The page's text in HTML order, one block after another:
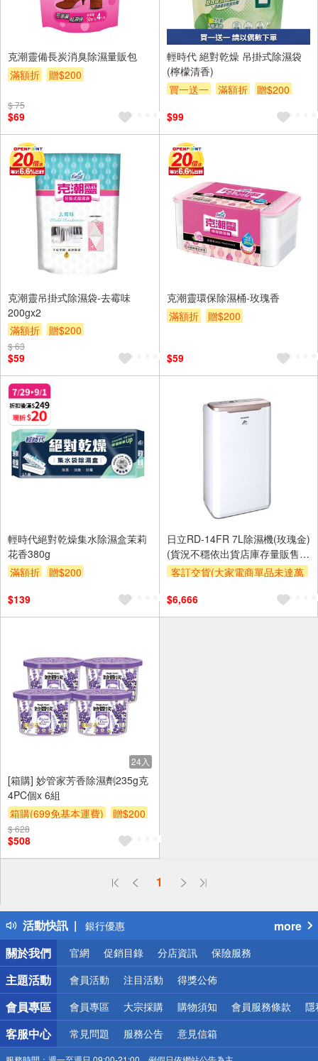
克潮靈備長炭消臭除濕量販包
滿額折
贈$200
$ 75
$69
輕時代 絕對乾燥 吊掛式除濕袋
(檸檬清香)
買一送一
滿額折
贈$200
$99
克潮靈吊掛式除濕袋-去霉味
200gx2
滿額折
贈$200
$ 63
$59
克潮靈環保除濕桶-玫瑰香
滿額折
贈$200
$59
輕時代絕對乾燥集水除濕盒茉莉
花香380g
滿額折
贈$200
$139
日立RD-14FR 7L除濕機(玫瑰金)
(貨況不穩依出貨店庫存量販售，
暫不開放預購)
客訂交貨(大家電商單品未達萬
區費另計,實際收費以專人聯絡
報價為主)
$6,666
24入
[箱購] 妙管家芳香除濕劑235g克
4PC個x 6組
箱購(699免基本運費)
贈$200
$ 628
$508
1
活動快訊
詐騙網頁！請小心！
熱門話題
銀行優惠
偏遠地區配送
詐騙網頁！請小心！
more
關於我們
官網 促銷目錄 分店資訊 保險服務
主題活動 會員活動 注目活動 得獎公佈
會員專區 會員專區 大宗採購 購物須知 會員服務條款 隱
客服中心 常見問題 服務公告 意見信箱